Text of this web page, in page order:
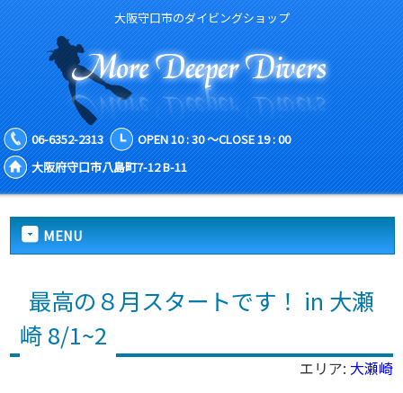
大阪守口市のダイビングショップ
06-6352-2313
OPEN 10 : 30 ～CLOSE 19 : 00
大阪府守口市八島町7-12 B-11
MENU
最高の８月スタートです！ in 大瀬
崎 8/1~2
エリア: 大瀬崎